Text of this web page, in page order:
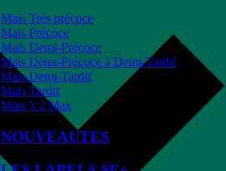
Maïs Très précoce
Maïs Précoce
Maïs Demi-Précoce
Maïs Demi-Précoce à Demi-Tardif
Maïs Demi-Tardif
Maïs Tardif
Maïs V2 Max
NOUVEAUTES